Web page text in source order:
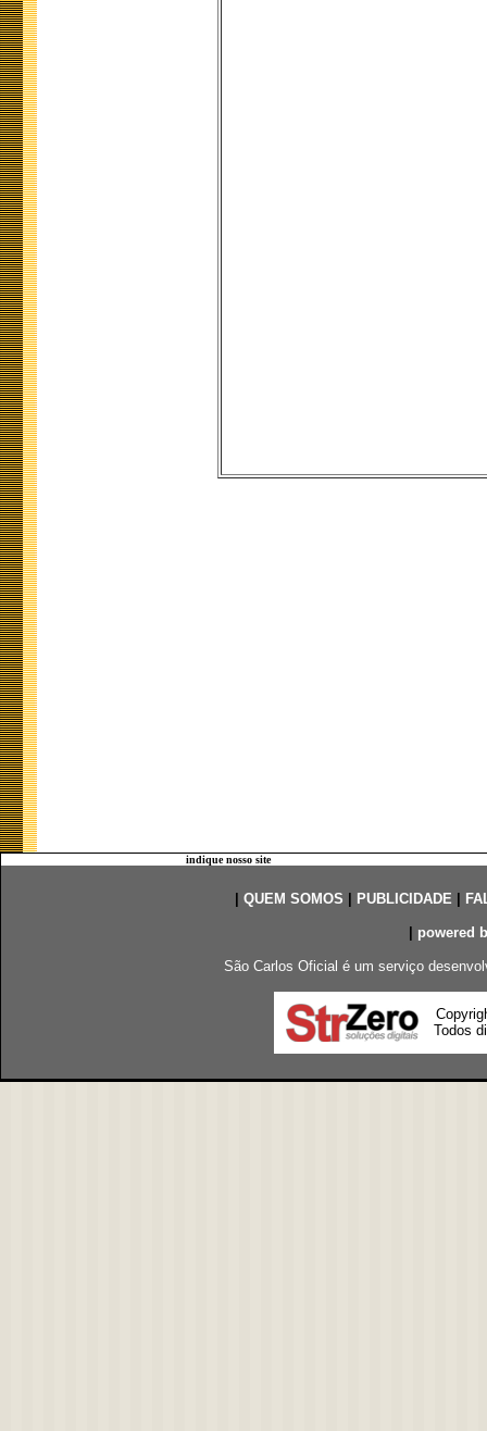
indique nosso site
QUEM SOMOS PUBLICIDADE|
powered
São Carlos Oficial é um serviço
Todos